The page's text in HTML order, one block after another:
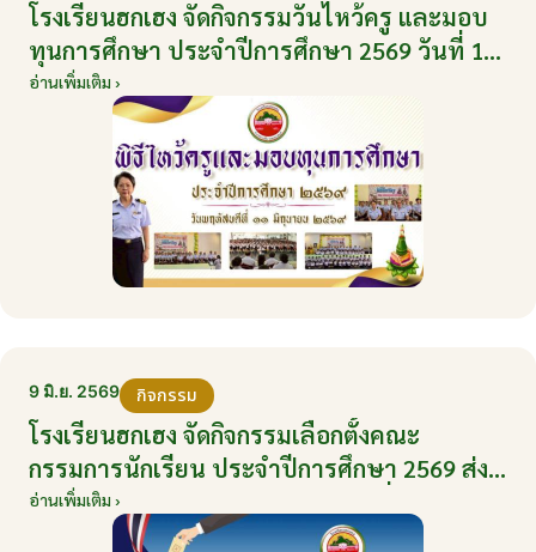
โรงเรียนฮกเฮง จัดกิจกรรมวันไหว้ครู และมอบ
ทุนการศึกษา ประจำปีการศึกษา 2569 วันที่ 11
มิถุนายน 2569
อ่านเพิ่มเติม ›
9 มิ.ย. 2569 กิจกรรม
โรงเรียนฮกเฮง จัดกิจกรรมเลือกตั้งคณะ
กรรมการนักเรียน ประจำปีการศึกษา 2569 ส่ง
เสริมประชาธิปไตยในโรงเรียน วันที่ 9 มิถุนายน
อ่านเพิ่มเติม ›